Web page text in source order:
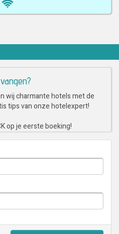
wij charmante hotels met de
tips van onze hotelexpert!
op je eerste boeking!